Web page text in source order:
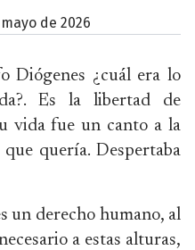
mayo de 2026
Diógenes ¿cuál era lo
Es la libertad de
vida fue un canto a la
quería. Despertaba
un derecho humano, al
a estas alturas,